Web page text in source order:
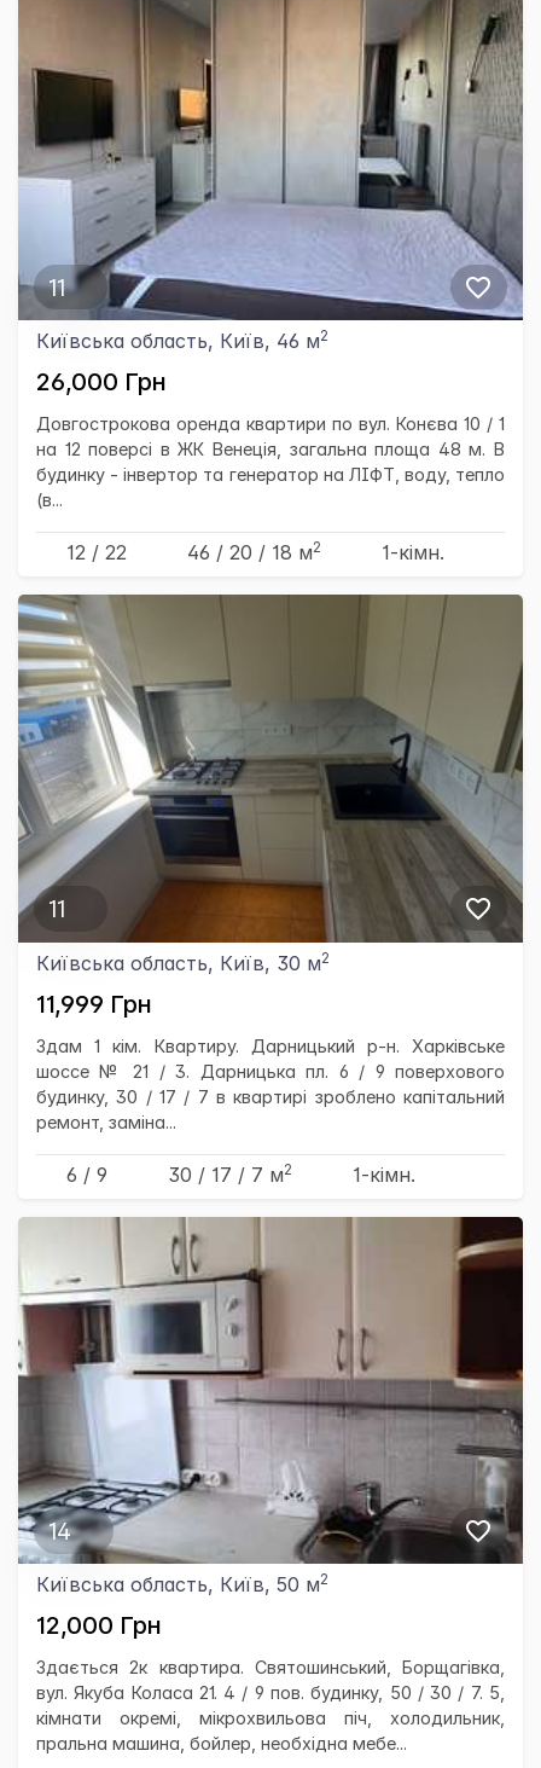
11
Київська область, Київ, 46 м2
26,000 Грн
Довгострокова оренда квартири по вул. Конєва 10 / 1
на 12 поверсі в ЖК Венеція, загальна площа 48 м. В
будинку - інвертор та генератор на ЛІФТ, воду, тепло
(в...
12 / 22 46 / 20 / 18 м2 1-кімн.
11
Київська область, Київ, 30 м2
11,999 Грн
Здам 1 кім. Квартиру. Дарницький р-н. Харківське
шоссе № 21 / 3. Дарницька пл. 6 / 9 поверхового
будинку, 30 / 17 / 7 в квартирі зроблено капітальний
ремонт, заміна...
6 / 9 30 / 17 / 7 м2 1-кімн.
14
Київська область, Київ, 50 м2
12,000 Грн
Здається 2к квартира. Святошинський, Борщагівка,
вул. Якуба Коласа 21. 4 / 9 пов. будинку, 50 / 30 / 7. 5,
кімнати окремі, мікрохвильова піч, холодильник,
пральна машина, бойлер, необхідна мебе...